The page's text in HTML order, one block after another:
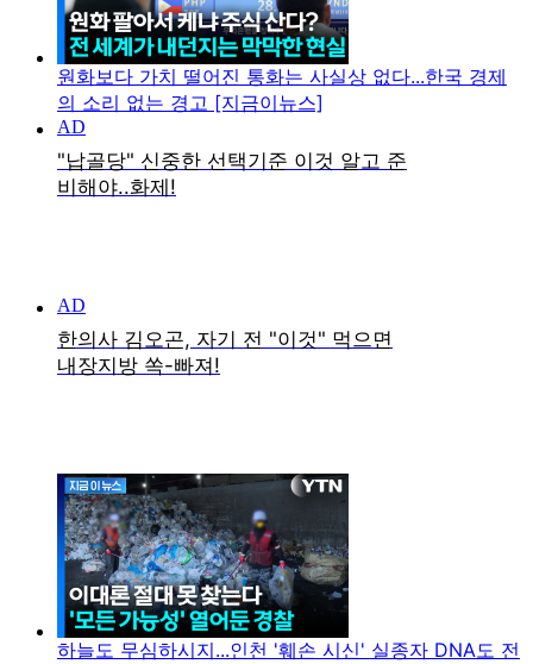
원화보다 가치 떨어진 통화는 사실상 없다...한국 경제
의 소리 없는 경고 [지금이뉴스]
하늘도 무심하시지...인천 '훼손 시신' 실종자 DNA도 전